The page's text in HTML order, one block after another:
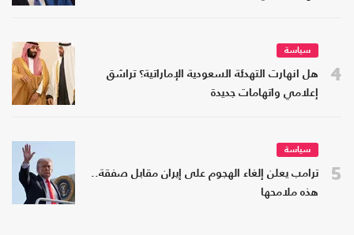
4
سياسة
هل انهارت التهدئة السعودية الإماراتية؟ تراشق
إعلامي واتهامات جديدة
5
سياسة
ترامب يعلن إلغاء الهجوم على إيران مقابل صفقة..
هذه ملامحها